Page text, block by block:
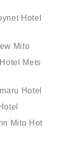
Hotel
Mito
Mets
Hotel
Mito Hot